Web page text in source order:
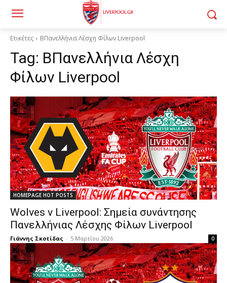
Ετικέτες BΠανελλήνια Λέσχη Φίλων Liverpool
Tag: BΠανελλήνια Λέσχη
Φίλων Liverpool
HOMEPAGE HOT POSTS
Wolves v Liverpool: Σημεία συνάντησης
Πανελλήνιας Λέσχης Φίλων Liverpool
Γιάννης Σκοτίδας - 5 Μαρτίου 2026 0